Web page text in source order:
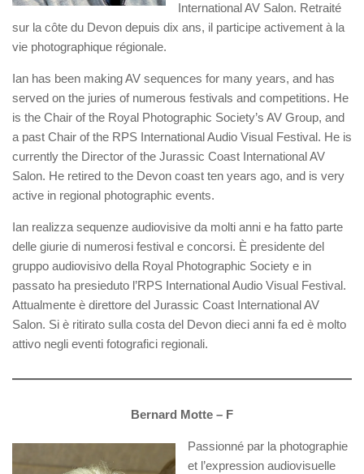
International AV Salon. Retraité
sur la côte du Devon depuis dix ans, il participe activement à la
vie photographique régionale.
Ian has been making AV sequences for many years, and has
served on the juries of numerous festivals and competitions. He
is the Chair of the Royal Photographic Society’s AV Group, and
a past Chair of the RPS International Audio Visual Festival. He is
currently the Director of the Jurassic Coast International AV
Salon. He retired to the Devon coast ten years ago, and is very
active in regional photographic events.
Ian realizza sequenze audiovisive da molti anni e ha fatto parte
delle giurie di numerosi festival e concorsi. È presidente del
gruppo audiovisivo della Royal Photographic Society e in
passato ha presieduto l’RPS International Audio Visual Festival.
Attualmente è direttore del Jurassic Coast International AV
Salon. Si è ritirato sulla costa del Devon dieci anni fa ed è molto
attivo negli eventi fotografici regionali.
Bernard Motte – F
Passionné par la photographie
et l’expression audiovisuelle